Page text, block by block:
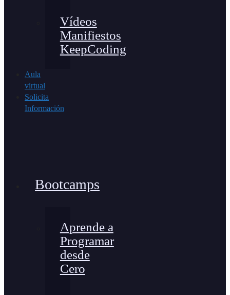
Vídeos
Manifiestos
KeepCoding
Aula
virtual
Solicita
Información
Bootcamps
Aprende a
Programar
desde
Cero